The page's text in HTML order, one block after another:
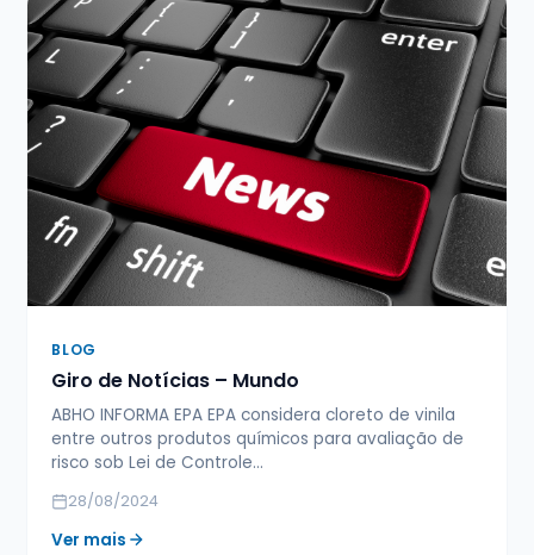
BLOG
Giro de Notícias – Mundo
ABHO INFORMA EPA EPA considera cloreto de vinila
entre outros produtos químicos para avaliação de
risco sob Lei de Controle…
28/08/2024
Ver mais